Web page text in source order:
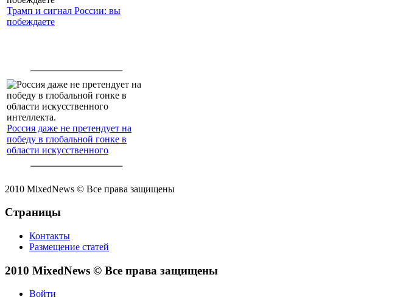
Трамп и сигнал России: вы
побеждаете
Россия даже не претендует на
победу в глобальной гонке в
области искусственного
2010 MixedNews © Все права защищены
Страницы
Контакты
Размещение статей
2010 MixedNews © Все права защищены
Войти